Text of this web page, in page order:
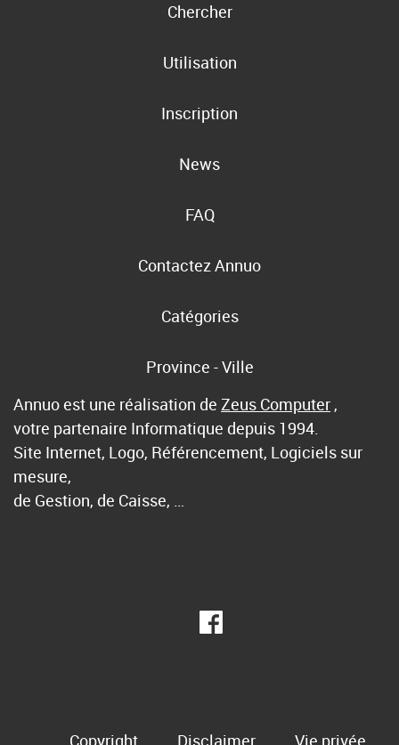
Chercher
Utilisation
Inscription
News
FAQ
Contactez Annuo
Catégories
Province - Ville
Annuo est une réalisation de Zeus Computer ,
votre partenaire Informatique depuis 1994.
Site Internet, Logo, Référencement, Logiciels sur
mesure,
de Gestion, de Caisse, …
Copyright Disclaimer Vie privée